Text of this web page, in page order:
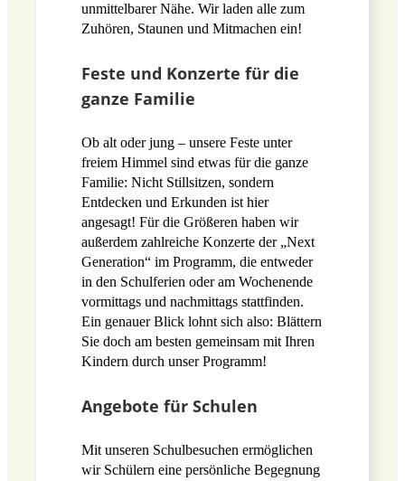
unmittelbarer Nähe. Wir laden alle zum
Zuhören, Staunen und Mitmachen ein!
Feste und Konzerte für die
ganze Familie
Ob alt oder jung – unsere Feste unter
freiem Himmel sind etwas für die ganze
Familie: Nicht Stillsitzen, sondern
Entdecken und Erkunden ist hier
angesagt! Für die Größeren haben wir
außerdem zahlreiche Konzerte der „Next
Generation“ im Programm, die entweder
in den Schulferien oder am Wochenende
vormittags und nachmittags stattfinden.
Ein genauer Blick lohnt sich also: Blättern
Sie doch am besten gemeinsam mit Ihren
Kindern durch unser Programm!
Angebote für Schulen
Mit unseren Schulbesuchen ermöglichen
wir Schülern eine persönliche Begegnung